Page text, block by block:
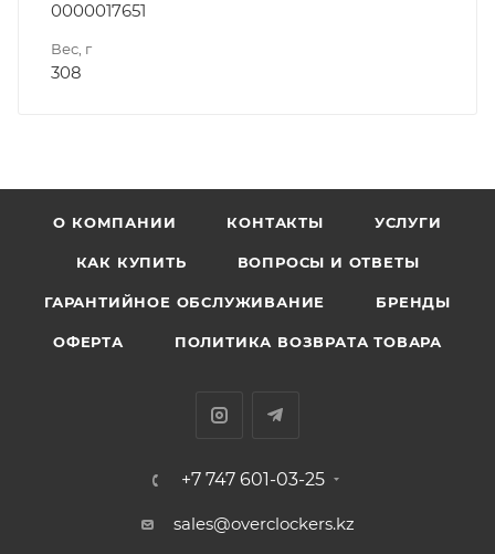
0000017651
Вес, г
308
О КОМПАНИИ КОНТАКТЫ УСЛУГИ
КАК КУПИТЬ ВОПРОСЫ И ОТВЕТЫ
ГАРАНТИЙНОЕ ОБСЛУЖИВАНИЕ БРЕНДЫ
ОФЕРТА ПОЛИТИКА ВОЗВРАТА ТОВАРА
+7 747 601-03-25
sales@overclockers.kz